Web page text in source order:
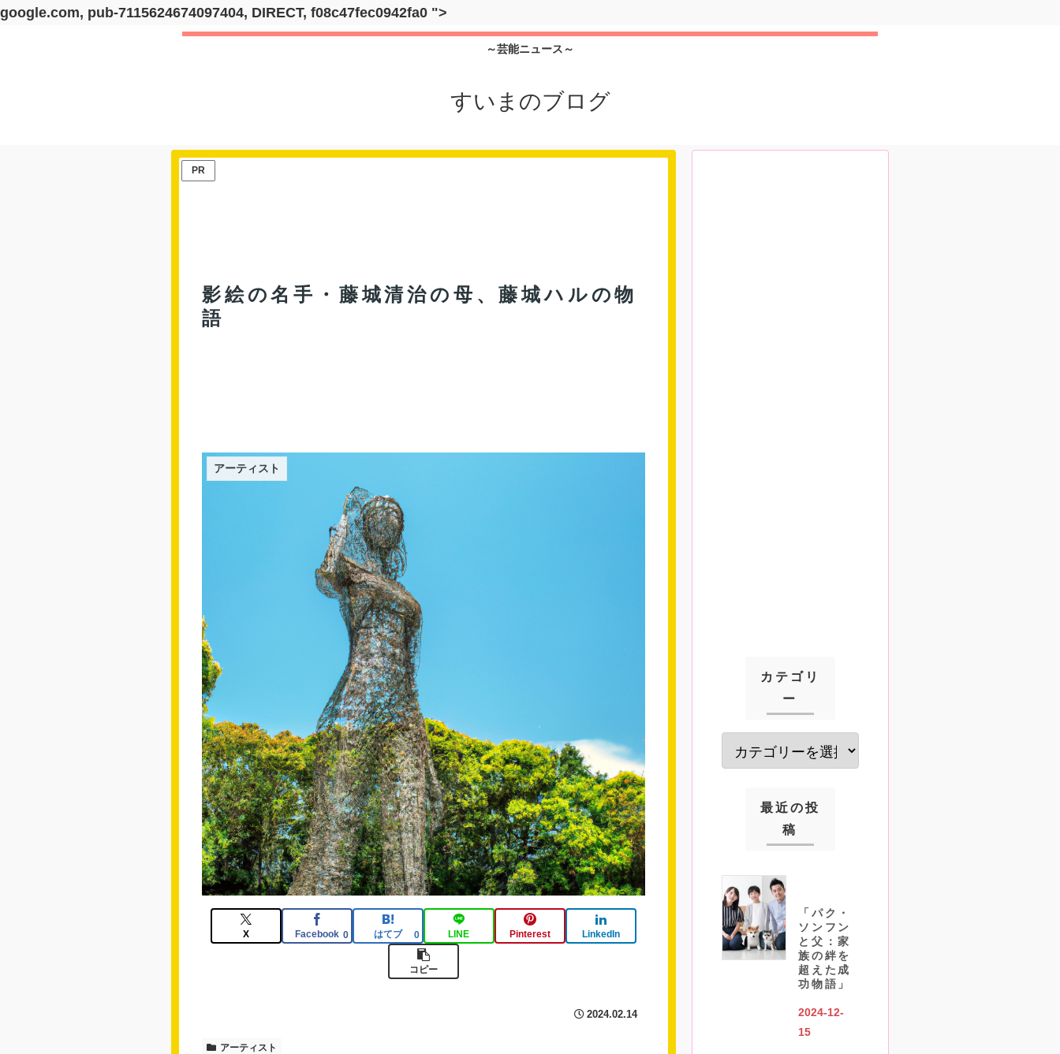
google.com, pub-7115624674097404, DIRECT, f08c47fec0942fa0 ">
～芸能ニュース～
すいまのブログ
PR
影絵の名手・藤城清治の母、藤城ハルの物
語
アーティスト
X Facebook 0 はてブ 0 LINE Pinterest LinkedIn
コピー
2024.02.14
アーティスト
カテゴリ
ー
最近の投
稿
「パク・
ソンフン
と父：家
族の絆を
超えた成
功物語」
2024-12-
15